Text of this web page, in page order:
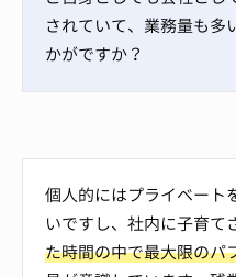
されていて、業務量も多
かがですか？
個人的にはプライベート
いですし、社内に子育て
た時間の中で最大限のパ